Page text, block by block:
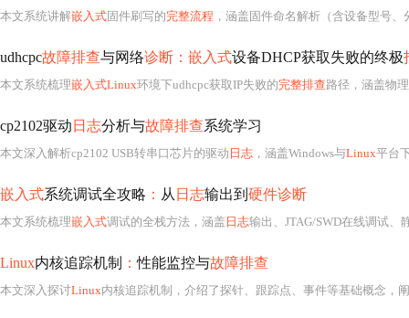
本文系统讲解嵌入式固件刷写的完整流程 ，涵盖固件命名解析（含设备型号、分支、版本、变体）、刷写环境搭建（串口/TFTP/工具链
udhcpc故障排查与网络诊断：嵌入式设备DHCP获取失败的终极
本文系统梳理嵌入式Linux环境下udhcpc获取IP失败的完整排查路径，涵盖物理层连通性、内核DHCP/Packet socket配置、网
cp2102驱动 日志分析与故障排查系统学习
本文深入解析cp2102 USB转串口芯片的驱动 日志 ，涵盖Windows与Linux平台
嵌入式系统调试全攻略 ： 从 日志输出到 硬件诊断
本文系统梳理嵌入式调试的全栈方法，涵盖 日志输出、JTAG/SWD在线调试、静
Linux内核追踪机制 ：性能监控与故障排查
本文深入探讨Linux内核追踪机制，介绍了探针、跟踪点、事件等基础概念，阐述Kprobes、Uprobes、ftrace等追踪技术原理